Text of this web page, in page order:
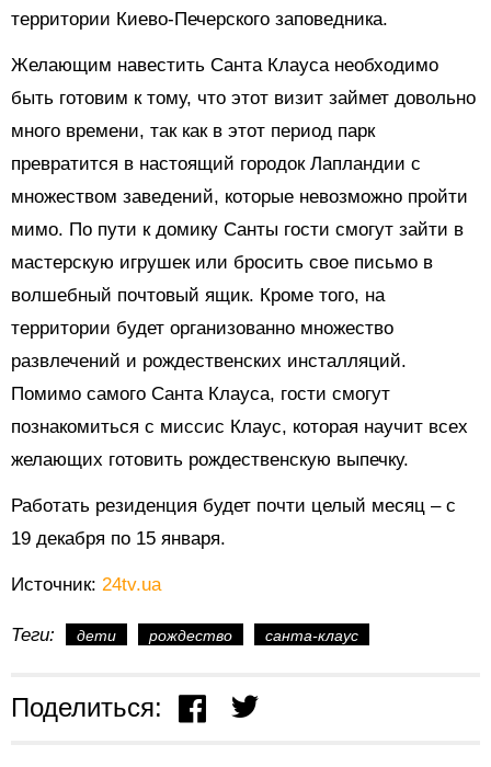
территории Киево-Печерского заповедника.
Желающим навестить Санта Клауса необходимо
быть готовим к тому, что этот визит займет довольно
много времени, так как в этот период парк
превратится в настоящий городок Лапландии с
множеством заведений, которые невозможно пройти
мимо. По пути к домику Санты гости смогут зайти в
мастерскую игрушек или бросить свое письмо в
волшебный почтовый ящик. Кроме того, на
территории будет организованно множество
развлечений и рождественских инсталляций.
Помимо самого Санта Клауса, гости смогут
познакомиться с миссис Клаус, которая научит всех
желающих готовить рождественскую выпечку.
Работать резиденция будет почти целый месяц – с
19 декабря по 15 января.
Источник: 24tv.ua
Теги: дети рождество санта-клаус
Поделиться: